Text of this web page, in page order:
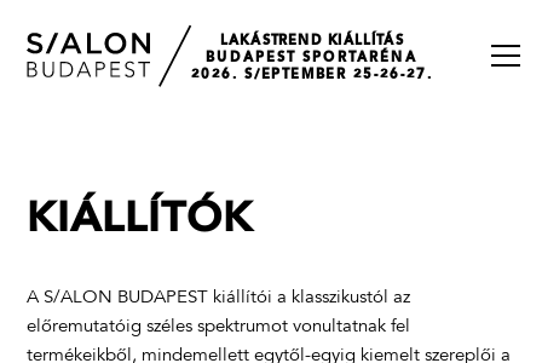
LAKÁSTREND KIÁLLÍTÁS
BUDAPEST SPORTARÉNA
2026. S/EPTEMBER 25-26-27.
KIÁLLÍTÓK
A S/ALON BUDAPEST kiállítói a klasszikustól az
előremutatóig széles spektrumot vonultatnak fel
termékeikből, mindemellett egytől-egyig kiemelt szereplői a